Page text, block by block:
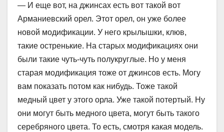
— И еще вот, на джинсах есть вот такой вот
Арманиевский орел. Этот орел, он уже более
новой модификации. У него крылышки, клюв,
такие остренькие. На старых модификациях они
были такие чуть-чуть полукруглые. Но у меня
старая модификация тоже от джинсов есть. Могу
вам показать потом как нибудь. Тоже такой
медный цвет у этого орла. Уже такой потертый. Ну
они могут быть медного цвета, могут быть такого
серебряного цвета. То есть, смотря какая модель.